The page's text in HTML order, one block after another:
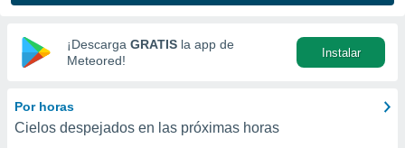
las
y
digital
basada
¡Descarga GRATIS la app de
Meteored!
Instalar
Por horas
Cielos despejados en las próximas horas